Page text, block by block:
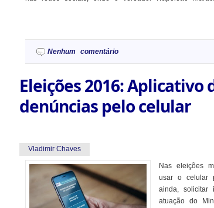
Nenhum comentário
Eleições 2016: Aplicativo
denúncias pelo celular
Vladimir Chaves
Nas eleições
usar o celular
ainda, solicitar
atuação do